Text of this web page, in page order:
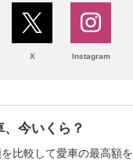
X Instagram
今いくら？
比較して愛車の最高額を